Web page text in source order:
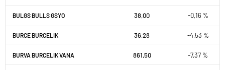
BULGS BULLS GSYO 38,00 -0,16 %
BURCE BURCELIK 36,28 -4,53 %
BURVA BURCELIK VANA 861,50 -7,37 %